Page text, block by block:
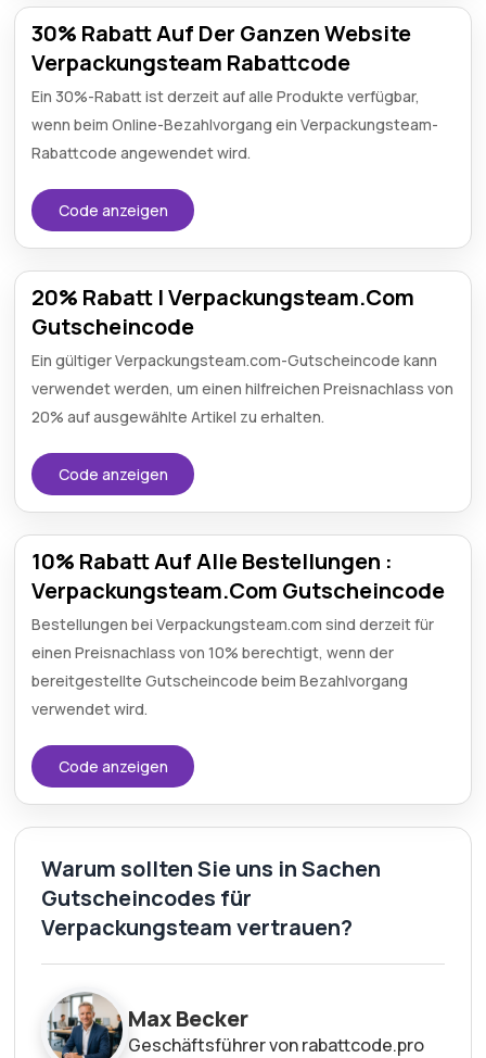
30% Rabatt Auf Der Ganzen Website
Verpackungsteam Rabattcode
Ein 30%-Rabatt ist derzeit auf alle Produkte verfügbar,
wenn beim Online-Bezahlvorgang ein Verpackungsteam-
Rabattcode angewendet wird.
Code anzeigen
20% Rabatt | Verpackungsteam.Com
Gutscheincode
Ein gültiger Verpackungsteam.com-Gutscheincode kann
verwendet werden, um einen hilfreichen Preisnachlass von
20% auf ausgewählte Artikel zu erhalten.
Code anzeigen
10% Rabatt Auf Alle Bestellungen :
Verpackungsteam.Com Gutscheincode
Bestellungen bei Verpackungsteam.com sind derzeit für
einen Preisnachlass von 10% berechtigt, wenn der
bereitgestellte Gutscheincode beim Bezahlvorgang
verwendet wird.
Code anzeigen
Warum sollten Sie uns in Sachen
Gutscheincodes für
Verpackungsteam vertrauen?
Max Becker
Geschäftsführer von rabattcode.pro